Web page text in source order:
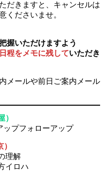
だきますと、キャンセルは
くださいませ。
握いただけますよう
程をメモに残していただき
メールや前日ご案内メール
）
ップフォローアップ
理解
イロハ